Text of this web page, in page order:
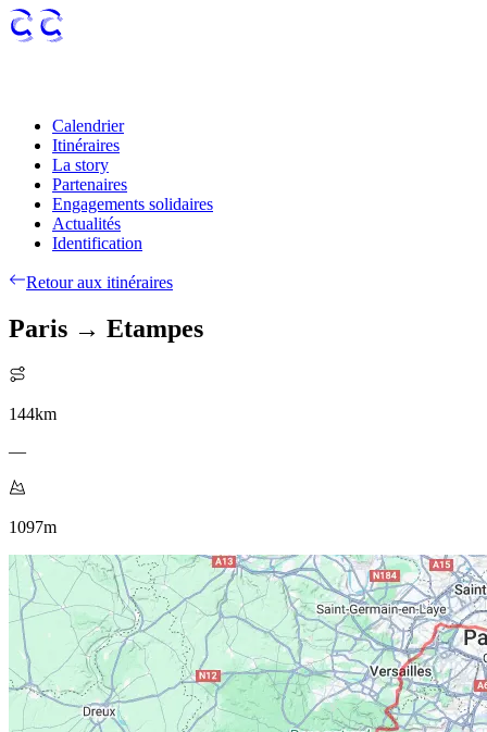
Calendrier
Itinéraires
La story
Partenaires
Engagements solidaires
Actualités
Identification
Retour aux itinéraires
Paris → Etampes
144km
—
1097m